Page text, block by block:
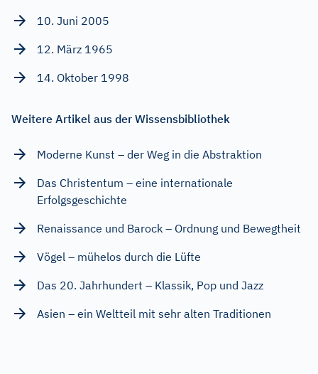
10. Juni 2005
12. März 1965
14. Oktober 1998
Weitere Artikel aus der Wissensbibliothek
Moderne Kunst – der Weg in die Abstraktion
Das Christentum – eine internationale
Erfolgsgeschichte
Renaissance und Barock – Ordnung und Bewegtheit
Vögel – mühelos durch die Lüfte
Das 20. Jahrhundert – Klassik, Pop und Jazz
Asien – ein Weltteil mit sehr alten Traditionen